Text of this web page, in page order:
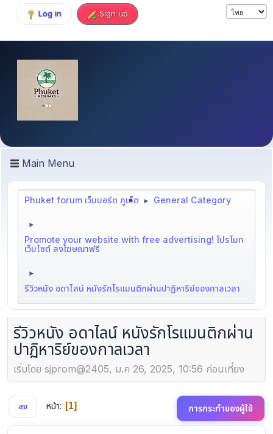
Log in Sign up
Main Menu
Phuket forum เว็บบอร์ด ภูเก็ต ► General Category
►
Promote your website with free advertising! โปรโมท
เว็บไซต์ ลงโฆษณาฟรี
►
รีวิวหนัง อดาไลน์ หนังรักโรแมนติกผ่านปาฏิหาริย์ของกาลเวลา
รีวิวหนัง อดาไลน์ หนังรักโรแมนติกผ่าน
ปาฏิหาริย์ของกาลเวลา
เริ่มโดย sjprom@2405, ม.ค 26, 2025, 10:56 ก่อนเที่ยง
ลง หน้า 1 การกระทำของผู้ใช้